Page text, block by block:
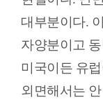
대부분이다.
자양분이고
미국이든 유
외면해서는 안